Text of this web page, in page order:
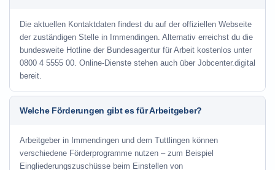
Die aktuellen Kontaktdaten findest du auf der offiziellen Webseite
der zuständigen Stelle in Immendingen. Alternativ erreichst du die
bundesweite Hotline der Bundesagentur für Arbeit kostenlos unter
0800 4 5555 00. Online-Dienste stehen auch über Jobcenter.digital
bereit.
Welche Förderungen gibt es für Arbeitgeber?
Arbeitgeber in Immendingen und dem Tuttlingen können
verschiedene Förderprogramme nutzen – zum Beispiel
Eingliederungszuschüsse beim Einstellen von